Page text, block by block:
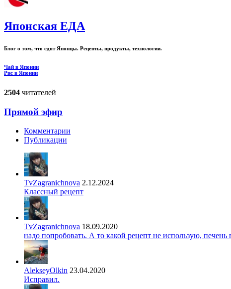
Японская ЕДА
Блог о том, что едят Японцы. Рецепты, продукты, технологии.
Чай в Японии
Рис в Японии
2504 читателей
Прямой эфир
Комментарии
Публикации
TvZagranichnova 2.12.2024
Классный рецепт
TvZagranichnova 18.09.2020
надо попробовать. А то какой рецепт не использую,
AlekseyOlkin 23.04.2020
Исправил.